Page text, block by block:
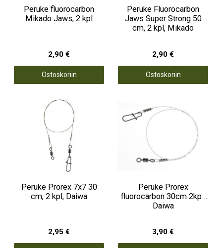
Peruke fluorocarbon
Mikado Jaws, 2 kpl
2,90 €
Ostoskoriin
Peruke Fluorocarbon
Jaws Super Strong 50
cm, 2 kpl, Mikado
2,90 €
Ostoskoriin
Peruke Prorex 7x7 30
cm, 2 kpl, Daiwa
2,95 €
Peruke Prorex
fluorocarbon 30cm 2kpl,
Daiwa
3,90 €